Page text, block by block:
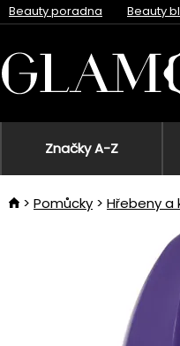
Beauty poradna Beauty
Značky A-Z
Pomůcky Hřebeny a